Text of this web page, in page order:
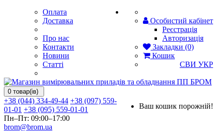
Оплата
Доставка
Про нас
Контакти
Новини
Статті
Особистий кабінет
Реєстрація
Авторизація
Закладки (0)
Кошик
СВИ УКР
0 товар(ів)
Ваш кошик порожній!
+38 (044) 334-49-44 +38 (097) 559-
01-01 +38 (095) 559-01-01
Пн–Пт: 09:00–17:00
brom@brom.ua